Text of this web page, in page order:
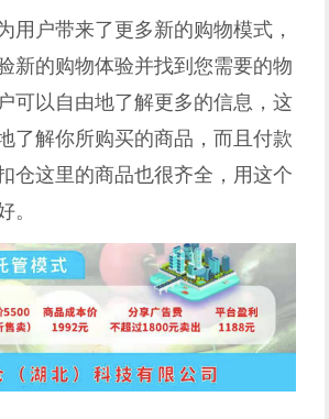
用户带来了更多新的购物模式，
新的购物体验并找到您需要的物
可以自由地了解更多的信息，这
了解你所购买的商品，而且付款
仓这里的商品也很齐全，用这个
。